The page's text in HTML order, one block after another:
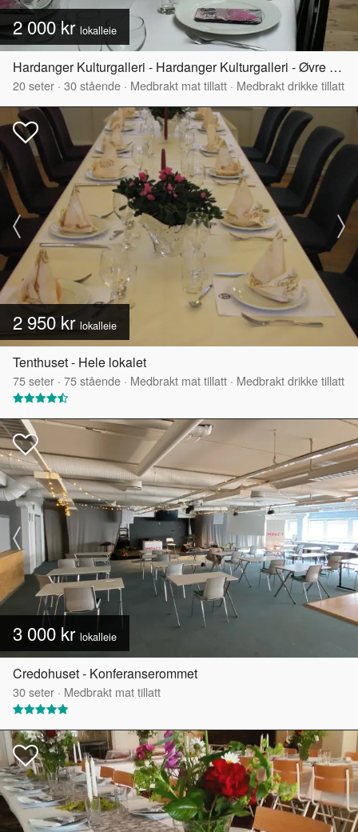
2 000 kr lokalleie
Hardanger Kulturgalleri - Hardanger Kulturgalleri - Øvre del
20seter · 30stående · Medbrakt mat tillatt · Medbrakt drikke tillatt
2 950 kr lokalleie
Tenthuset - Hele lokalet
75seter · 75stående · Medbrakt mat tillatt · Medbrakt drikke tillatt
3 000 kr lokalleie
Credohuset - Konferanserommet
30seter · Medbrakt mat tillatt